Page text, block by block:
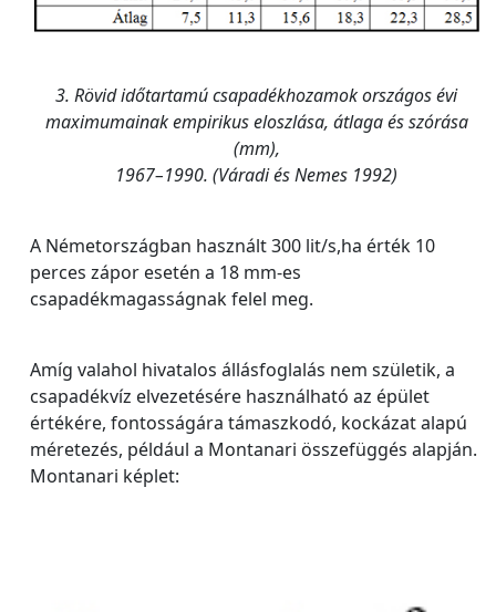
3. Rövid időtartamú csapadékhozamok országos évi
maximumainak empirikus eloszlása, átlaga és szórása
(mm),
1967–1990. (Váradi és Nemes 1992)
A Németországban használt 300 lit/s,ha érték 10
perces zápor esetén a 18 mm-es
csapadékmagasságnak felel meg.
Amíg valahol hivatalos állásfoglalás nem születik, a
csapadékvíz elvezetésére használható az épület
értékére, fontosságára támaszkodó, kockázat alapú
méretezés, például a Montanari összefüggés alapján.
Montanari képlet: